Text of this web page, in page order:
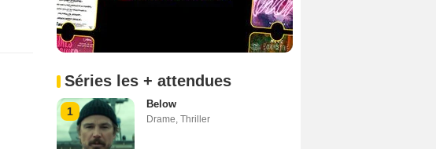
Séries les + attendues
1
Below
Drame Thriller